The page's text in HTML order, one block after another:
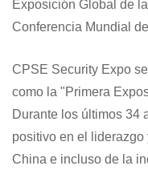
Exposición Global de
Conferencia Mundial
CPSE Security Expo
como la "Primera
Durante los últimos 34
positivo en el
China e incluso de la